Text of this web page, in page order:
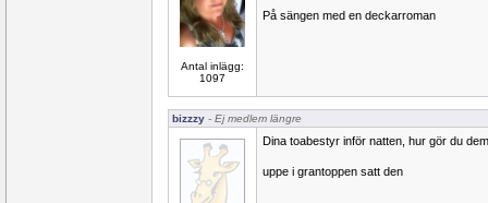
Antal inlägg:
1097
På sängen med en deckarroman
bizzzy - Ej medlem längre
Dina toabestyr inför natten, hur gör du
uppe i grantoppen satt den